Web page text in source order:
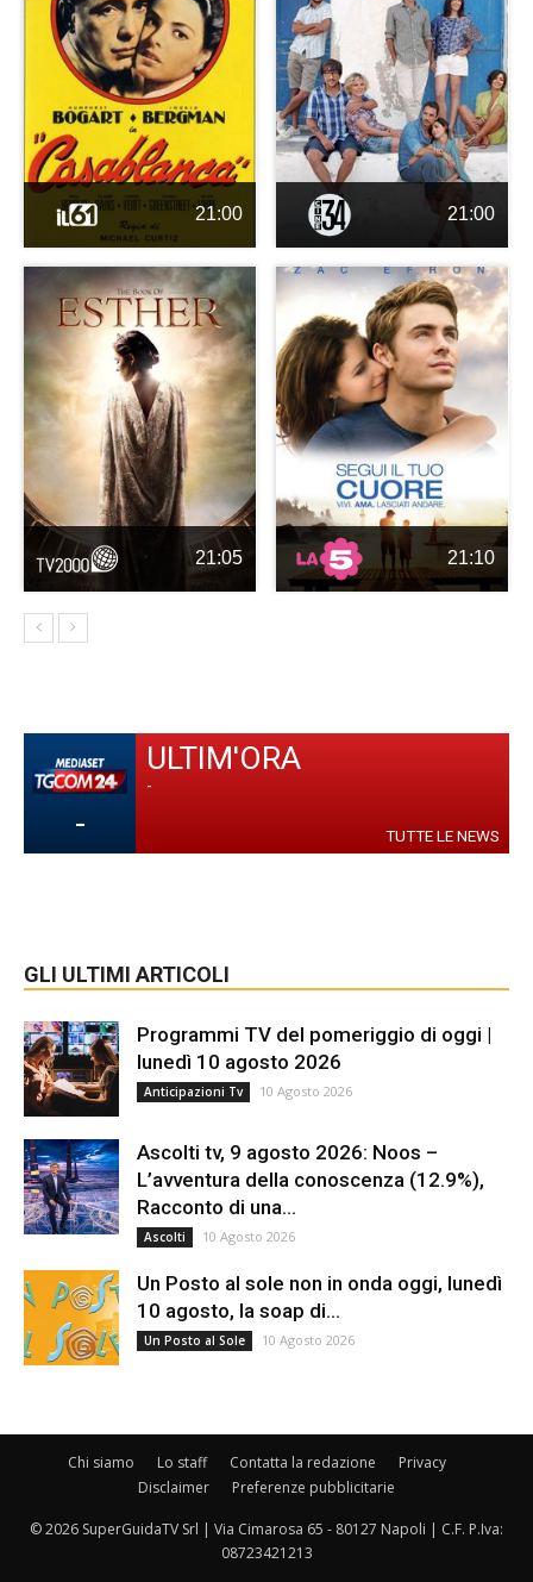
21:00 21:00
21:05 21:10
-
ULTIM'ORA
-
TUTTE LE NEWS
GLI ULTIMI ARTICOLI
Programmi TV del pomeriggio di oggi |
lunedì 10 agosto 2026
Anticipazioni Tv 10 Agosto 2026
Ascolti tv, 9 agosto 2026: Noos –
L’avventura della conoscenza (12.9%),
Racconto di una...
Ascolti 10 Agosto 2026
Un Posto al sole non in onda oggi, lunedì
10 agosto, la soap di...
Un Posto al Sole 10 Agosto 2026
Chi siamo Lo staff Contatta la redazione
Privacy
Disclaimer
Preferenze pubblicitarie
© 2026 SuperGuidaTV Srl | Via Cimarosa 65 - 80127 Napoli | C.F. P.Iva:
08723421213